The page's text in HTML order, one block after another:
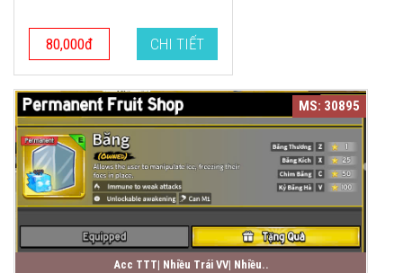
80,000đ CHI TIẾT
MS: 30895
Acc TTT| Nhiều Trái VV| Nhiều..